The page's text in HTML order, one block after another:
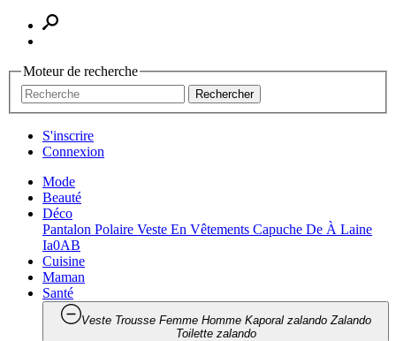
Moteur de recherche
Rechercher
S'inscrire
Connexion
Mode
Beauté
Déco
Pantalon Polaire Veste En Vêtements Capuche De À Laine
Ia0AB
Cuisine
Maman
Santé
Veste Trousse Femme Homme Kaporal zalando Zalando
Toilette zalando